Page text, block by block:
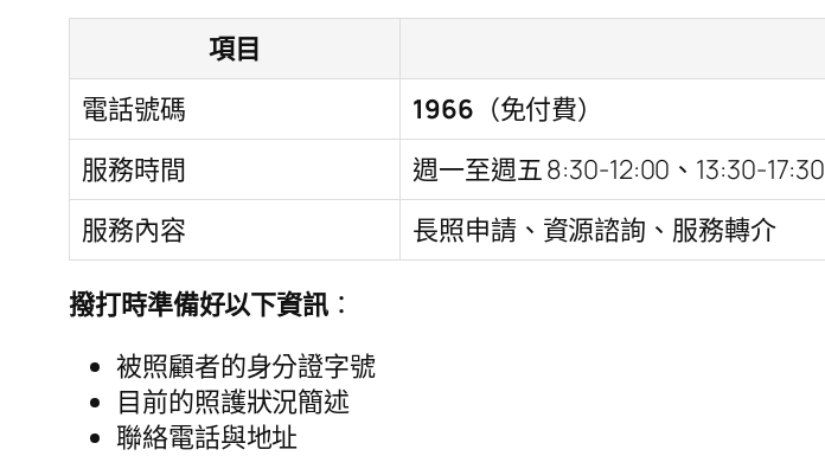
項目
電話號碼
1966 （免付費）
服務時間
週一至週五 8:30-12:00、13:30-17:30
服務內容
長照申請、資源諮詢、服務轉介
撥打時準備好以下資訊：
被照顧者的身分證字號
目前的照護狀況簡述
聯絡電話與地址